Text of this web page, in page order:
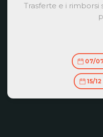
Trasferte e i rimborsi
07/
15/12